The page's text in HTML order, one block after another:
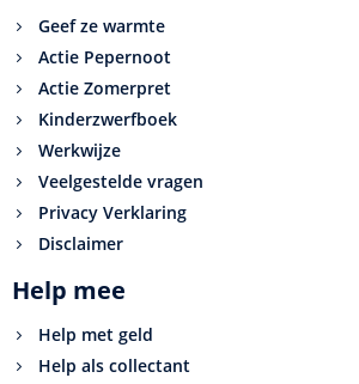
Geef ze warmte
Actie Pepernoot
Actie Zomerpret
Kinderzwerfboek
Werkwijze
Veelgestelde vragen
Privacy Verklaring
Disclaimer
Help mee
Help met geld
Help als collectant